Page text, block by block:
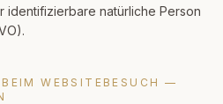
natürliche Person
WEBSITEBESUCH —